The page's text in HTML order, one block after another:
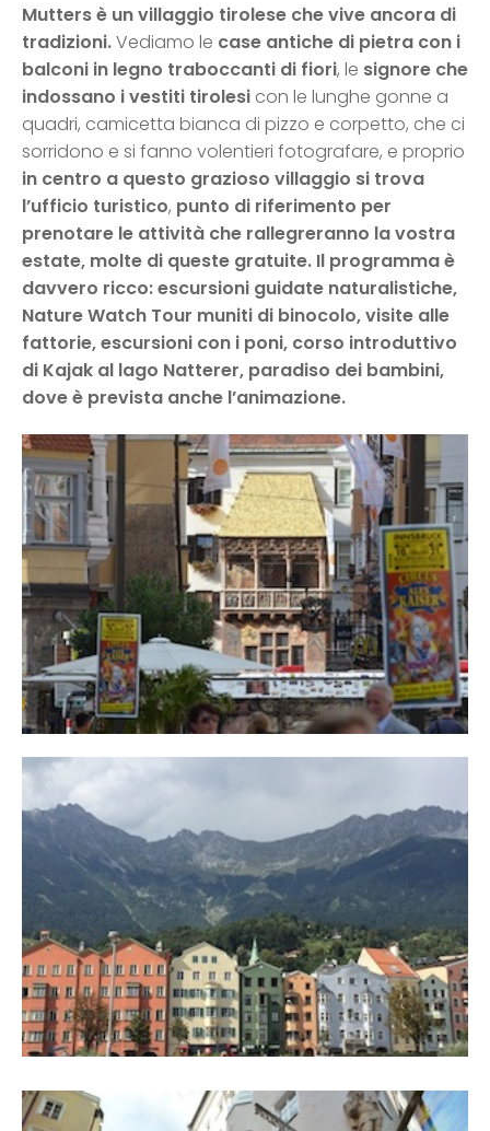
Mutters è un villaggio tirolese che vive ancora di
tradizioni.Vediamo le case antiche di pietra con i
balconi in legno traboccanti di fiori, le signore che
indossano i vestiti tirolesi con le lunghe gonne a
quadri, camicetta bianca di pizzo e corpetto, che ci
sorridono e si fanno volentieri fotografare, e proprio
in centro a questo grazioso villaggio si trova
l’ufficio turistico, punto di riferimento per
prenotare le attività che rallegreranno la vostra
estate, molte di queste gratuite. Il programmaè
davvero ricco: escursioni guidate naturalistiche,
Nature Watch Tour muniti di binocolo, visite alle
fattorie, escursioni con i poni, corso introduttivo
di Kajak al lago Natterer, paradiso dei bambini,
dove è prevista anche l’animazione.